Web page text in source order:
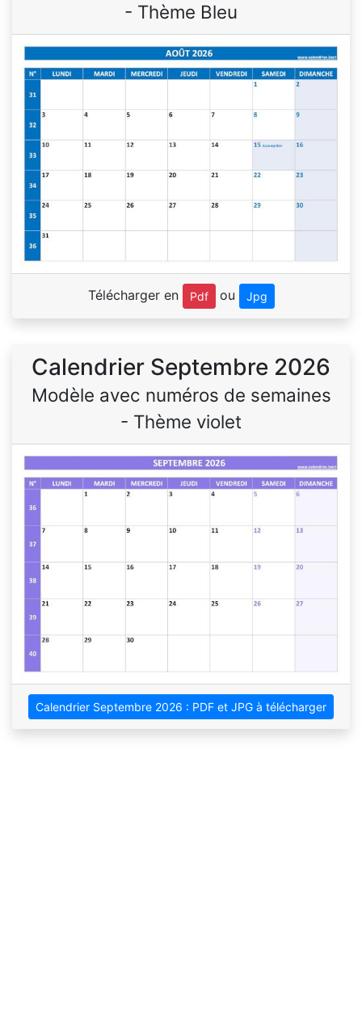
- Thème Bleu
Télécharger en Pdf ou Jpg
Calendrier Septembre 2026
Modèle avec numéros de semaines
- Thème violet
Calendrier Septembre 2026 : PDF et JPG à télécharger